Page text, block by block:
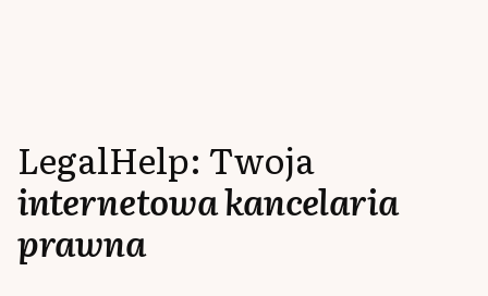
LegalHelp: Twoja
internetowa kancelaria
prawna